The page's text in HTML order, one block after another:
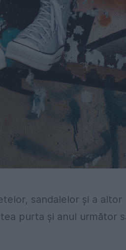
sandalelor și a altor
purta și anul următor